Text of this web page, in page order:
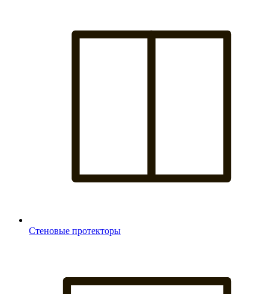
Стеновые протекторы